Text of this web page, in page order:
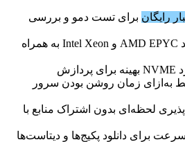
برای تست دمو و بررسی
پردازنده‌های قدرتمند AMD EPYC و Intel Xeon به همراه
به‌ازای زمان روشن بودن سرور
لحظه‌ای بدون اشتراک منابع با
برای دانلود پکیج‌ها و دیتاست‌ها